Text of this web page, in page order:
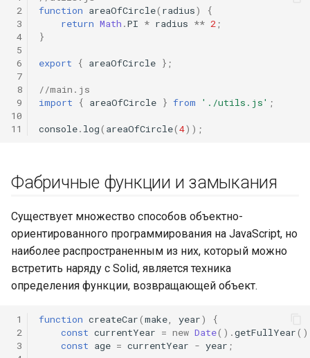
2
3
4
5
6
7
8
9
10
11
function areaOfCircle( radius)
{
return Math .PI * radius ** 2 ;
}
export { areaOfCircle };
//main.js
import
{ areaOfCircle } from './utils.js' ;
console. log( areaOfCircle(4));
Фабричные функции и замыкания
Существует множество способов объектно-
ориентированного программирования на JavaScript, но
наиболее распространенным из них, который можно
встретить наряду с Solid, является техника
определения функции, возвращающей объект.
1
2
3
function createCar(make year)
{
const currentYear = new Date().getFullYear
const age = currentYear - year ;